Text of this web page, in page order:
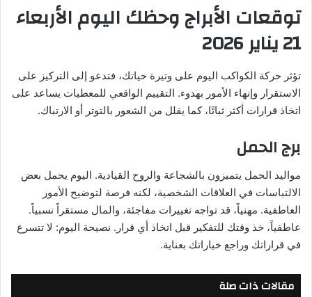
توقعات الأبراج وحظك اليوم الأربعاء
21 يناير 2026
تؤثر حركة الكواكب اليوم على وتيرة حياتك، فتدعو إلى التركيز على
الاستقرار وإنهاء الأمور بهدوء. التقييم الواقعي للمعطيات يساعد على
اتخاذ قرارات أكثر ثباتًا، كما يقلل من الشعور بالتوتر أو الارتباك.
برج الحمل
مواليد الحمل يتميزون بالشجاعة والروح القيادية. اليوم يحمل بعض
الالتباسات في العلاقات الشخصية، لكنه فرصة لتوضيح الأمور
العاطفية. مهنياً، قد تواجه تغييرات مفاجئة، والمال مستقراً نسبياً.
عاطفياً، خذ وقتك للتفكير قبل اتخاذ أي قرار. نصيحة اليوم: لا تتسرع
في قراراتك وراجع خياراتك بعناية.
مقالات ذات صلة